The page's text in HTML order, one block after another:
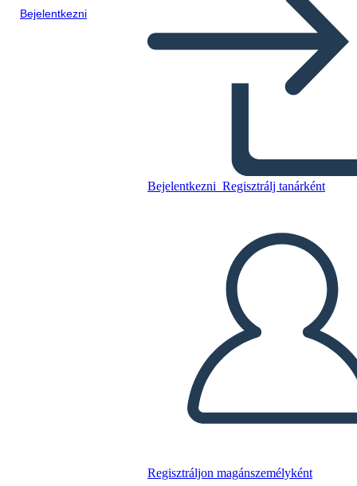
Bejelentkezni
Bejelentkezni Regisztrálj tanárként
Regisztráljon magánszemélyként
סיכום תקוות גדולות
Másolja ezt a forgatókönyvet
KÉSZÍTSEN EGY STORYBOARDOT
DIAVETÍTÉS LEJÁTSZÁSA
OLVASS NEKEM